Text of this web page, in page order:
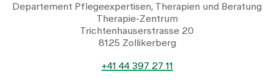
Departement Pflegeexpertisen, Therapien und Beratung
Therapie-Zentrum
Trichtenhauserstrasse 20
8125 Zollikerberg
+41 44 397 27 11